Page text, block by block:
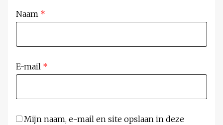
Naam *
E-mail *
Mijn naam, e-mail en site opslaan in deze